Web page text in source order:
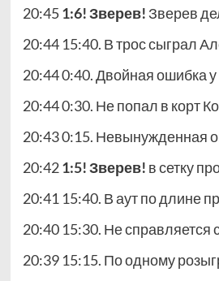
20:451:6! Зверев!Зверев
20:44 15:40. В трос сыграл
20:44 0:40. Двойная ошибка
20:44 0:30. Не попал в корт
20:43 0:15. Невынужденная
20:421:5! Зверев! в сетку
20:41 15:40. В аут по длине
20:40 15:30. Не
20:39 15:15. По одному